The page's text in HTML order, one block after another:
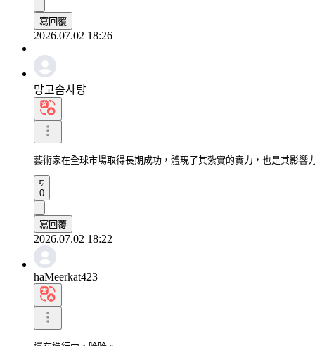
寫回覆
2026.07.02 18:26
망고솜사탕
藝術家在全球市場取得長期成功，體現了其紮實的實力，也是其影響
0
寫回覆
2026.07.02 18:22
haMeerkat423